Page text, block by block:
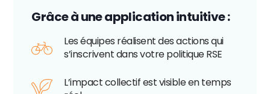
Grâce à une application intuitive :
Les équipes réalisent des actions qui
s’inscrivent dans votre politique RSE
L’impact collectif est visible en temps